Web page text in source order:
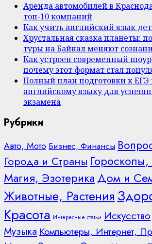
Аренда автомобилей в
топ-10 компаний
Как учить английский язык
Хрустальная сказка планеты:
туры на Байкал меняют
Как устроен современный
почему этот формат стал
Полный план подготовки к ЕГЭ
английскому языку для
экзамена
Рубрики
Авто, МотоБизнес, Финансы
Города и Страны
Магия, Эзотерика Дом и
Животные, Растения
Красота Интересные статьи Искусство
Музыка Компьютеры, Интернет,